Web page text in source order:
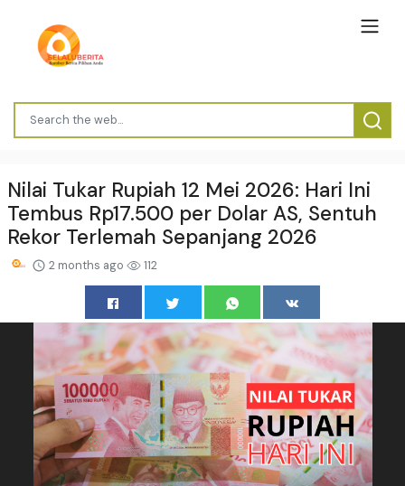
Nilai Tukar Rupiah 12 Mei 2026: Hari Ini
Tembus Rp17.500 per Dolar AS, Sentuh
Rekor Terlemah Sepanjang 2026
2 months ago 112